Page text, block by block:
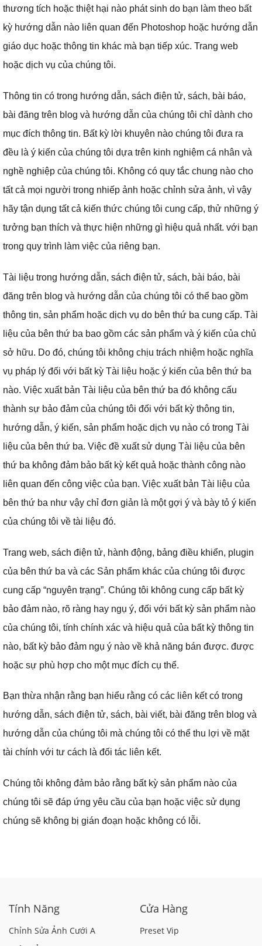
thương tích hoặc thiệt hại nào phát sinh do bạn làm theo bất
kỳ hướng dẫn nào liên quan đến Photoshop hoặc hướng dẫn
giáo dục hoặc thông tin khác mà bạn tiếp xúc. Trang web
hoặc dịch vụ của chúng tôi.
Thông tin có trong hướng dẫn, sách điện tử, sách, bài báo,
bài đăng trên blog và hướng dẫn của chúng tôi chỉ dành cho
mục đích thông tin. Bất kỳ lời khuyên nào chúng tôi đưa ra
đều là ý kiến ​​của chúng tôi dựa trên kinh nghiệm cá nhân và
nghề nghiệp của chúng tôi. Không có quy tắc chung nào cho
tất cả mọi người trong nhiếp ảnh hoặc chỉnh sửa ảnh, vì vậy
hãy tận dụng tất cả kiến ​​thức chúng tôi cung cấp, thử những ý
tưởng bạn thích và thực hiện những gì hiệu quả nhất. với bạn
trong quy trình làm việc của riêng bạn.
Tài liệu trong hướng dẫn, sách điện tử, sách, bài báo, bài
đăng trên blog và hướng dẫn của chúng tôi có thể bao gồm
thông tin, sản phẩm hoặc dịch vụ do bên thứ ba cung cấp. Tài
liệu của bên thứ ba bao gồm các sản phẩm và ý kiến ​​của chủ
sở hữu. Do đó, chúng tôi không chịu trách nhiệm hoặc nghĩa
vụ pháp lý đối với bất kỳ Tài liệu hoặc ý kiến ​​​​của bên thứ ba
nào. Việc xuất bản Tài liệu của bên thứ ba đó không cấu
thành sự bảo đảm của chúng tôi đối với bất kỳ thông tin,
hướng dẫn, ý kiến, sản phẩm hoặc dịch vụ nào có trong Tài
liệu của bên thứ ba. Việc đề xuất sử dụng Tài liệu của bên
thứ ba không đảm bảo bất kỳ kết quả hoặc thành công nào
liên quan đến công việc của bạn. Việc xuất bản Tài liệu của
bên thứ ba như vậy chỉ đơn giản là một gợi ý và bày tỏ ý kiến ​​
của chúng tôi về tài liệu đó.
Trang web, sách điện tử, hành động, bảng điều khiển, plugin
của bên thứ ba và các Sản phẩm khác của chúng tôi được
cung cấp “nguyên trạng”. Chúng tôi không cung cấp bất kỳ
bảo đảm nào, rõ ràng hay ngụ ý, đối với bất kỳ sản phẩm nào
của chúng tôi, tính chính xác và hiệu quả của bất kỳ thông tin
nào, bất kỳ bảo đảm ngụ ý nào về khả năng bán được. được
hoặc sự phù hợp cho một mục đích cụ thể.
Bạn thừa nhận rằng bạn hiểu rằng có các liên kết có trong
hướng dẫn, sách điện tử, sách, bài viết, bài đăng trên blog và
hướng dẫn của chúng tôi mà chúng tôi có thể thu lợi về mặt
tài chính với tư cách là đối tác liên kết.
Chúng tôi không đảm bảo rằng bất kỳ sản phẩm nào của
chúng tôi sẽ đáp ứng yêu cầu của bạn hoặc việc sử dụng
chúng sẽ không bị gián đoạn hoặc không có lỗi.
Tính Năng
Chỉnh Sửa Ảnh Cưới A
Cửa Hàng
Preset Vip